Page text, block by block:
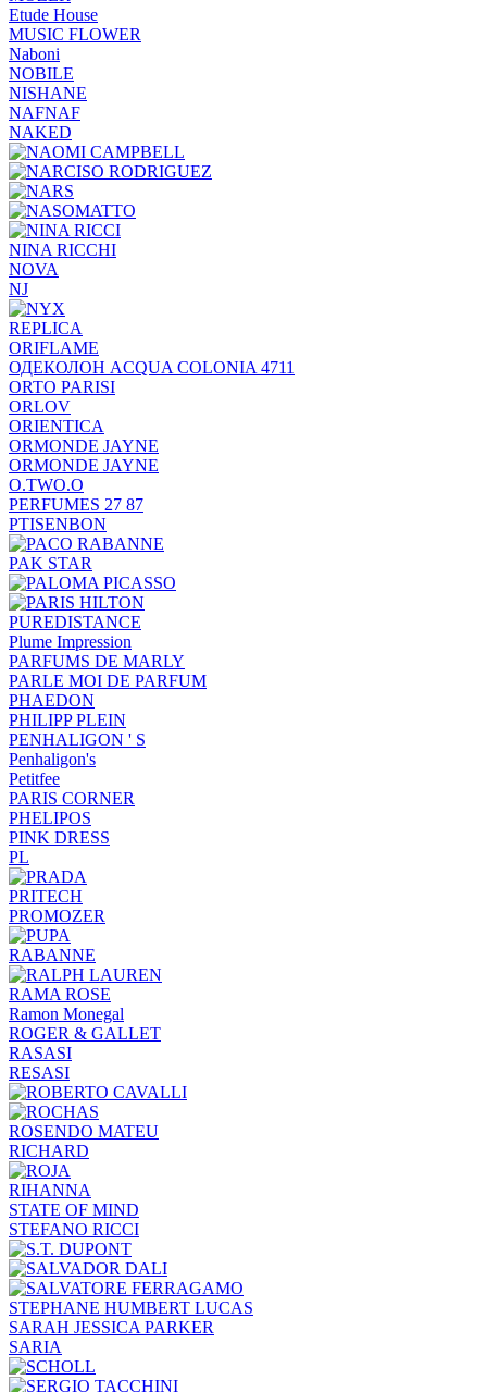
Etude House
MUSIC FLOWER
Naboni
NOBILE
NISHANE
NAFNAF
NAKED
NINA RICCHI
NOVA
NJ
REPLICA
ORIFLAME
ОДЕКОЛОН ACQUA COLONIA 4711
ORTO PARISI
ORLOV
ORIENTICA
ORMONDE JAYNE
ORMONDE JAYNE
O.TWO.O
PERFUMES 27 87
PTISENBON
PAK STAR
PUREDISTANCE
Plume Impression
PARFUMS DE MARLY
PARLE MOI DE PARFUM
PHAEDON
PHILIPP PLEIN
PENHALIGON ' S
Penhaligon's
Petitfee
PARIS CORNER
PHELIPOS
PINK DRESS
PL
PRITECH
PROMOZER
RABANNE
RAMA ROSE
Ramon Monegal
ROGER & GALLET
RASASI
RESASI
ROSENDO MATEU
RICHARD
RIHANNA
STATE OF MIND
STEFANO RICCI
STEPHANE HUMBERT LUCAS
SARAH JESSICA PARKER
SARIA